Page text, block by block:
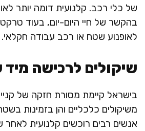
של כלי רכב. קלנועית דומה יותר
בהקשר של חיי היום-יום, בעוד
לאופנוע שטח או רכב עבודה חקלאי.
שיקולים לרכישה מיד
בישראל קיימת מסורת חזקה של
משיקולים כלכליים והן בזמינות
אנשים רבים רוכשים קלנועית